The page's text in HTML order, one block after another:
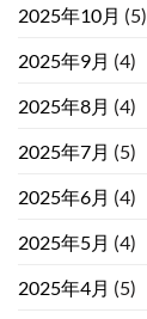
2025年10月 (5)
2025年9月 (4)
2025年8月 (4)
2025年7月 (5)
2025年6月 (4)
2025年5月 (4)
2025年4月 (5)